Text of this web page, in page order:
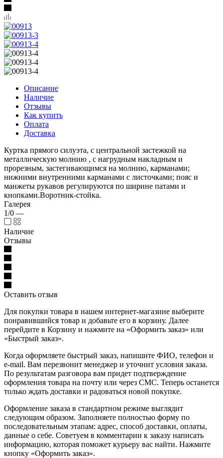
Описание
Наличие
Отзывы
Как купить
Оплата
Доставка
Куртка прямого силуэта, с центральной застежкой на
металлическую молнию , с нагрудным накладным и
прорезным, застегивающимся на молнию, карманами;
нижними внутренними карманами с листочками; пояс и
манжеты рукавов регулируются по ширине патами и
кнопками.Воротник-стойка.
Галерея
1/0 —
Наличие
Отзывы
Оставить отзыв
Для покупки товара в нашем интернет-магазине выберите
понравившийся товар и добавьте его в корзину. Далее
перейдите в Корзину и нажмите на «Оформить заказ» или
«Быстрый заказ».
Когда оформляете быстрый заказ, напишите ФИО, телефон и
e-mail. Вам перезвонит менеджер и уточнит условия заказа.
По результатам разговора вам придет подтверждение
оформления товара на почту или через СМС. Теперь останется
только ждать доставки и радоваться новой покупке.
Оформление заказа в стандартном режиме выглядит
следующим образом. Заполняете полностью форму по
последовательным этапам: адрес, способ доставки, оплаты,
данные о себе. Советуем в комментарии к заказу написать
информацию, которая поможет курьеру вас найти. Нажмите
кнопку «Оформить заказ».